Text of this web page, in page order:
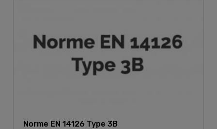
Norme EN 14126 Type 3B